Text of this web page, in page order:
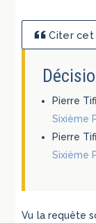
Citer cet
Pierre
Sixième
Pierre
Sixième
Vu la requête